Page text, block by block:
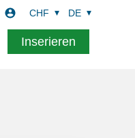
Inserieren
CHF DE